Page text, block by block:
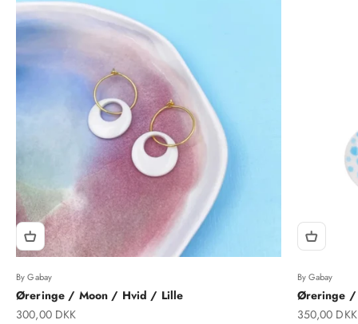
By Gabay
Øreringe / Moon / Hvid / Lille
Salgspris
300,00 DKK
By Gabay
Øreringe /
Salgspris
350,00 DKK